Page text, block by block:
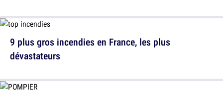
9 plus gros incendies en France, les plus
dévastateurs